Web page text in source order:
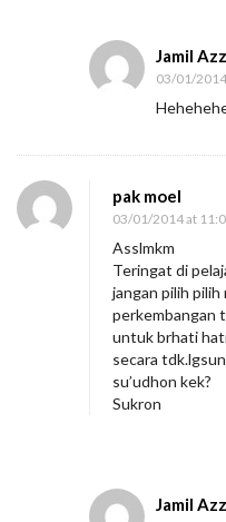
Jamil
03/01/
pak moel
03/01/2014 at
Asslmkm
Teringat di
jangan pilih
perkembangan
untuk brhati
secara
su’udhon kek?
Sukron
Jamil